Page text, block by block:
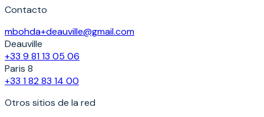
Contacto
mbohda+deauville@gmail.com
Deauville
+33 9 81 13 05 06
Paris 8
+33 1 82 83 14 00
Otros sitios de la red